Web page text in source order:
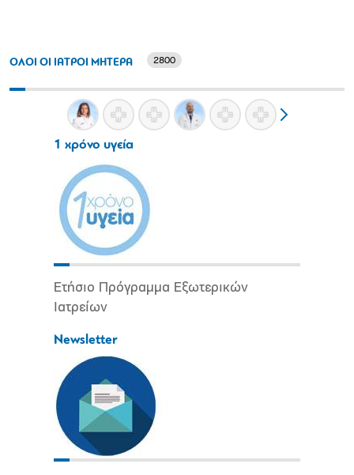
ΟΛΟΙ ΟΙ ΙΑΤΡΟΙ ΜΗΤΕΡΑ 2800
1 χρόνο υγεία
Ετήσιο Πρόγραμμα Εξωτερικών
Ιατρείων
Newsletter